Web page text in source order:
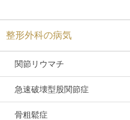
整形外科の病気
関節リウマチ
急速破壊型股関節症
骨粗鬆症